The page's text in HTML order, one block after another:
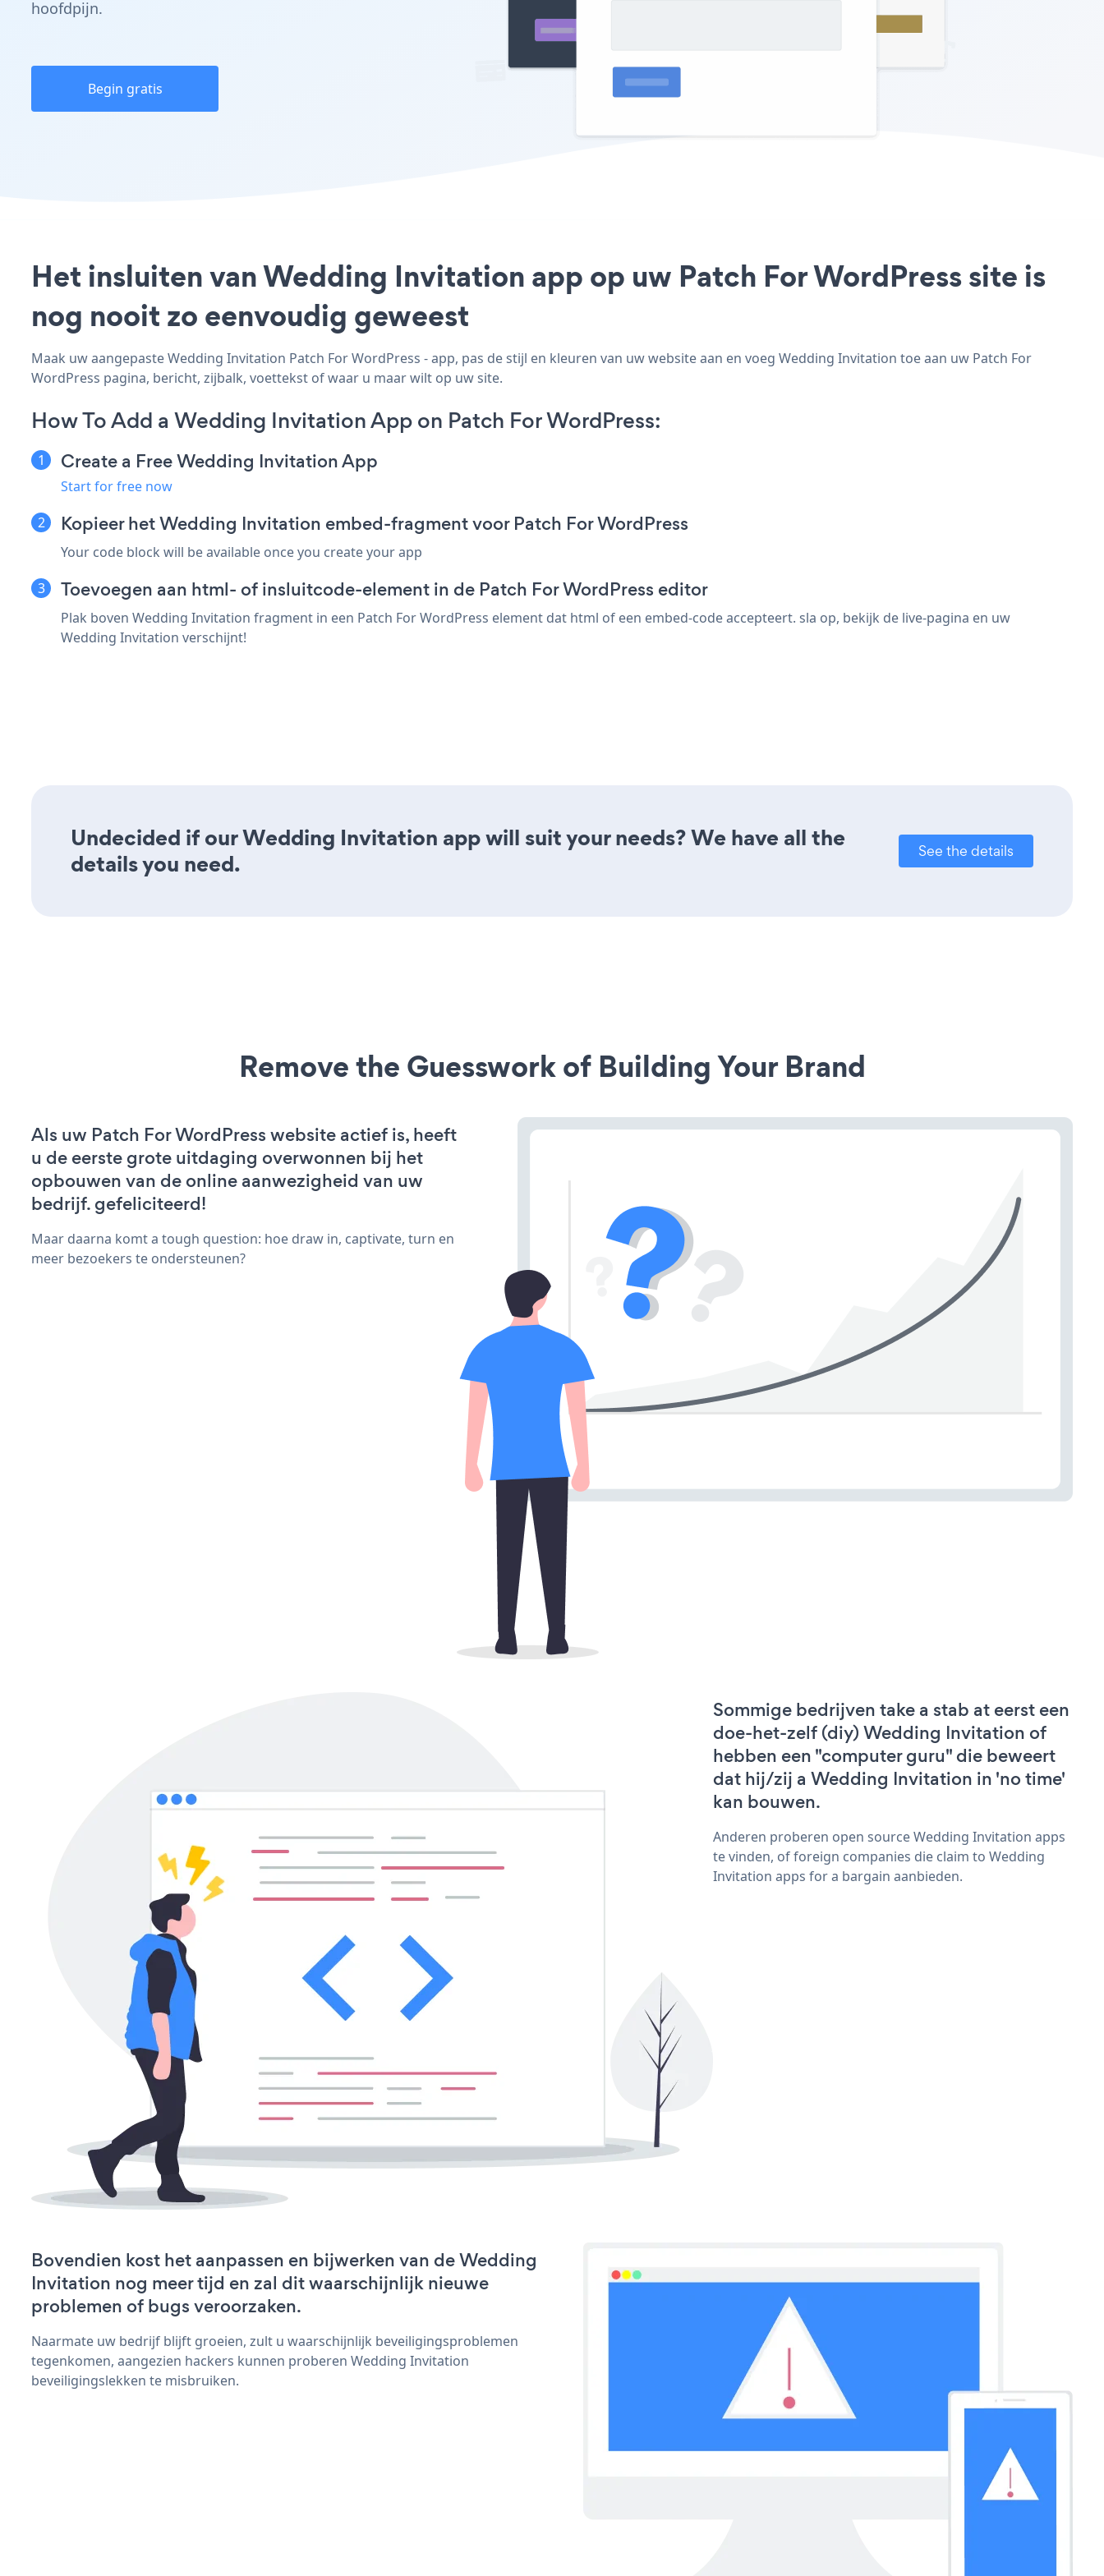
hoofdpijn.
Begin gratis
Het insluiten van Wedding Invitation app op uw Patch For WordPress site is
nog nooit zo eenvoudig geweest
Maak uw aangepaste Wedding Invitation Patch For WordPress - app, pas de stijl en kleuren van uw website aan en voeg Wedding Invitation toe aan uw Patch For
WordPress pagina, bericht, zijbalk, voettekst of waar u maar wilt op uw site.
How To Add a Wedding Invitation App on Patch For WordPress:
Create a Free Wedding Invitation App
Start for free now
Kopieer het Wedding Invitation embed-fragment voor Patch For WordPress
Your code block will be available once you create your app
Toevoegen aan html- of insluitcode-element in de Patch For WordPress editor
Plak boven Wedding Invitation fragment in een Patch For WordPress element dat html of een embed-code accepteert. sla op, bekijk de live-pagina en uw
Wedding Invitation verschijnt!
Undecided if our Wedding Invitation app will suit your needs? We have all the
details you need.
See the details
Remove the Guesswork of Building Your Brand
Als uw Patch For WordPress website actief is, heeft
u de eerste grote uitdaging overwonnen bij het
opbouwen van de online aanwezigheid van uw
bedrijf. gefeliciteerd!
Maar daarna komt a tough question: hoe draw in, captivate, turn en
meer bezoekers te ondersteunen?
Sommige bedrijven take a stab at eerst een
doe-het-zelf (diy) Wedding Invitation of
hebben een "computer guru" die beweert
dat hij/zij a Wedding Invitation in 'no time'
kan bouwen.
Anderen proberen open source Wedding Invitation apps
te vinden, of foreign companies die claim to Wedding
Invitation apps for a bargain aanbieden.
Bovendien kost het aanpassen en bijwerken van de Wedding
Invitation nog meer tijd en zal dit waarschijnlijk nieuwe
problemen of bugs veroorzaken.
Naarmate uw bedrijf blijft groeien, zult u waarschijnlijk beveiligingsproblemen
tegenkomen, aangezien hackers kunnen proberen Wedding Invitation
beveiligingslekken te misbruiken.